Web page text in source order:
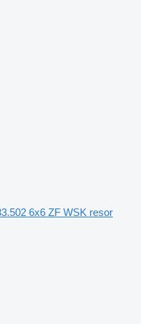
6x6 ZF WSK resor